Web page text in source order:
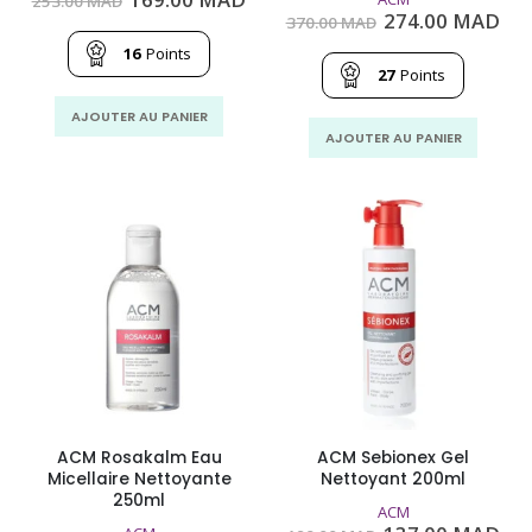
initial
était :
253.00
MAD.
actuel
16 Points
AJOUTER AU PANIER
370.00MAD Le
initial
était :
370.00
MAD.
274.00 MAD
27 Points
AJOUTER AU PANIER
ACM Rosakalm Eau
Micellaire Nettoyante
250ml
ACM Sebionex Gel
Nettoyant 200ml
ACM